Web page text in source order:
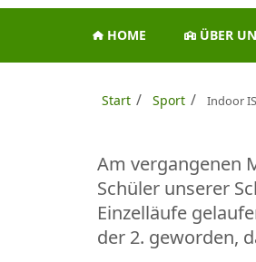
HOME ÜBER
Start / Sport / Indoor
Am vergangenen
Schüler unserer
Einzelläufe
der 2. geworden,